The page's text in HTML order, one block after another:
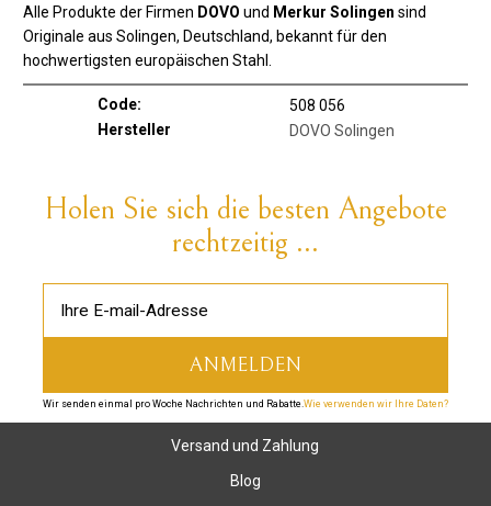
Alle Produkte der Firmen DOVO und Merkur Solingen sind
Originale aus Solingen, Deutschland, bekannt für den
hochwertigsten europäischen Stahl.
Code:
508 056
Hersteller
DOVO Solingen
Holen Sie sich die besten Angebote
rechtzeitig ...
Wir senden einmal pro Woche Nachrichten und Rabatte.Wie verwenden wir Ihre Daten?
Versand und Zahlung
Blog